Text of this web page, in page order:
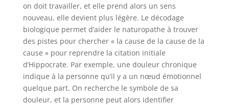
on doit travailler, et elle prend alors un sens
nouveau, elle devient plus légère. Le décodage
biologique permet d’aider le naturopathe à trouver
des pistes pour chercher « la cause de la cause de la
cause » pour reprendre la citation initiale
d’Hippocrate. Par exemple, une douleur chronique
indique à la personne qu’il y a un nœud émotionnel
quelque part. On recherche le symbole de sa
douleur, et la personne peut alors identifier